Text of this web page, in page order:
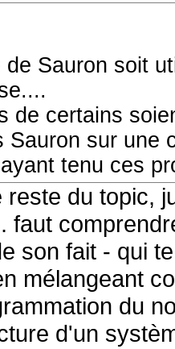
de Sauron soit
de certains
Sauron sur une
tenu ces
reste du topic,
faut
son fait - qui
mélangeant
du
d'un